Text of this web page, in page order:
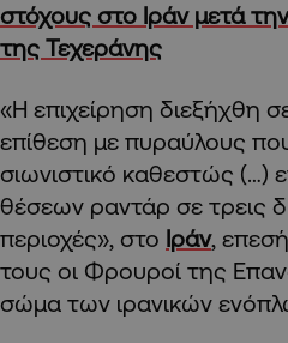
στόχους στο Ιράν μετά
της Τεχεράνης
«Η επιχείρηση διεξήχθη
επίθεση με πυραύλους
σιωνιστικό καθεστώς (…)
θέσεων ραντάρ σε τρεις
περιοχές», στο Ιράν,
τους οι Φρουροί της
σώμα των ιρανικών